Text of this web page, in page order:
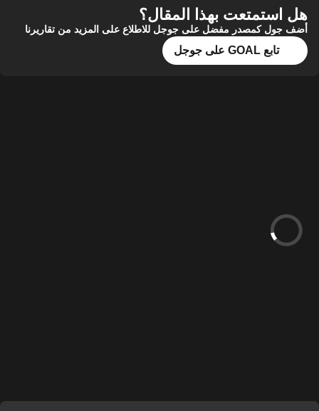
هل استمتعت بهذا المقال؟
أضف جول كمصدر مفضل على جوجل للاطلاع على المزيد من تقاريرنا
تابع GOAL على جوجل